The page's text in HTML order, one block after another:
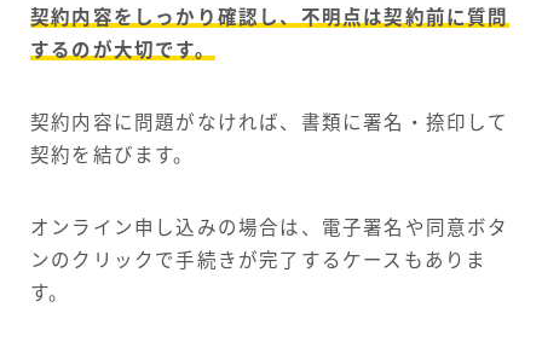
契約内容をしっかり確認し、不明点は契約前に質問
するのが大切です。
契約内容に問題がなければ、書類に署名・捺印して
契約を結びます。
オンライン申し込みの場合は、電子署名や同意ボタ
ンのクリックで手続きが完了するケースもありま
す。